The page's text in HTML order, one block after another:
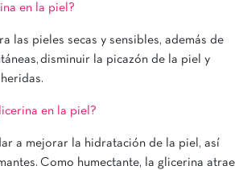
en la piel?
las pieles secas y sensibles, además de
disminuir la picazón de la piel y
en la piel?
a mejorar la hidratación de la piel, así
Como humectante, la glicerina atrae